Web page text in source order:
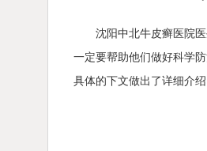
沈阳中北牛皮癣医院
一定要帮助他们做好科学
具体的下文做出了详细介